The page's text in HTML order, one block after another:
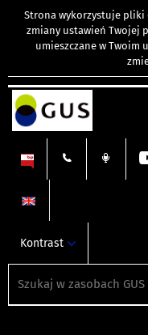
Strona wykorzystuje pliki
zmiany ustawień Twojej
umieszczane w Twoim
Kontrast